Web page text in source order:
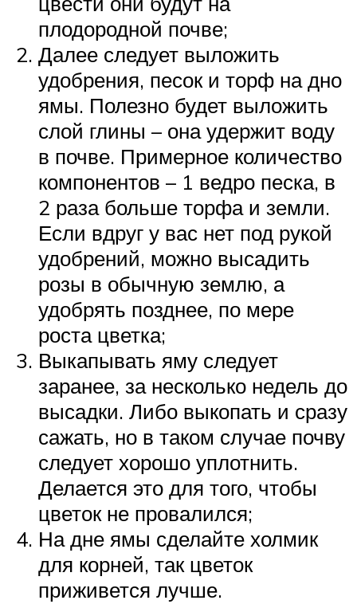
плодородной почве;
Далее следует выложить
удобрения, песок и торф на дно
ямы. Полезно будет выложить
слой глины – она удержит воду
в почве. Примерное количество
компонентов – 1 ведро песка, в
2 раза больше торфа и земли.
Если вдруг у вас нет под рукой
удобрений, можно высадить
розы в обычную землю, а
удобрять позднее, по мере
роста цветка;
Выкапывать яму следует
заранее, за несколько недель до
высадки. Либо выкопать и сразу
сажать, но в таком случае почву
следует хорошо уплотнить.
Делается это для того, чтобы
цветок не провалился;
На дне ямы сделайте холмик
для корней, так цветок
приживется лучше.